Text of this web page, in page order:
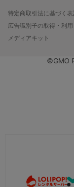
特定商取引法に基づく
広告識別子の取得・利用
メディアキット
©GMO